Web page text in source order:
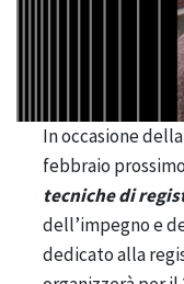
In occasione
febbraio prossimo
tecniche di
dell’impegno e
dedicato alla